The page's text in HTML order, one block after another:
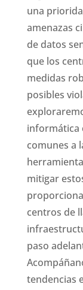
una
amenazas
de datos
que los
medidas
posibles
informática
comunes a
mitigar
centros de
paso
tendencias